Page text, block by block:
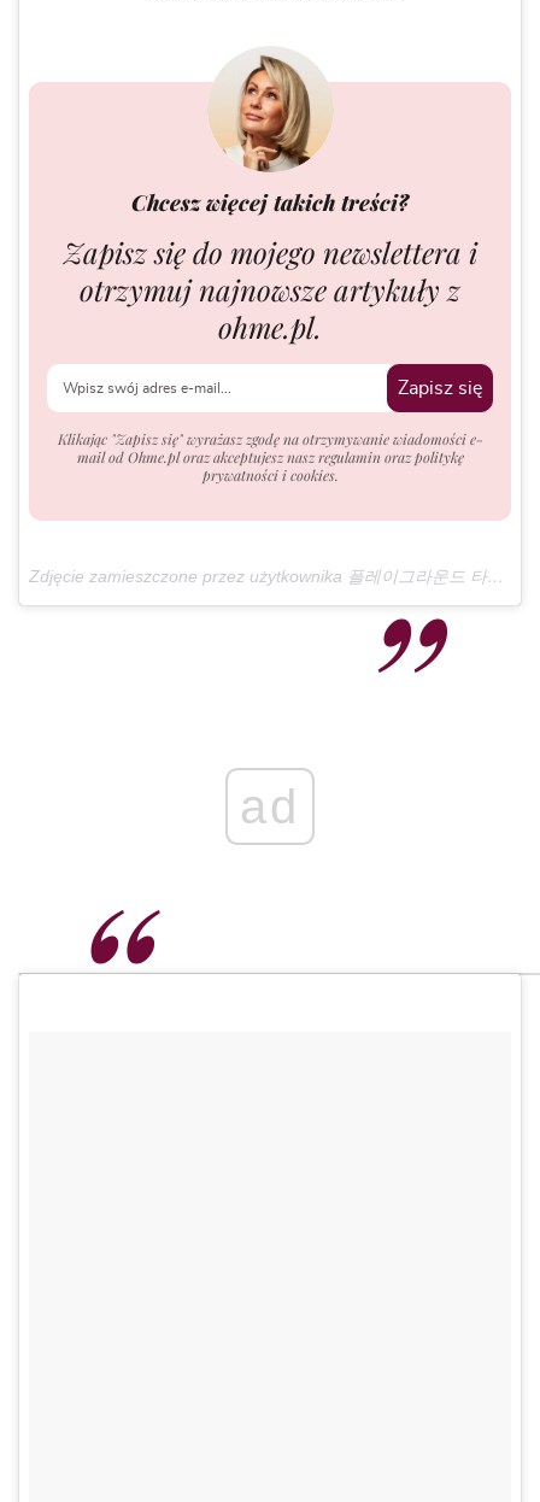
Chcesz więcej takich treści?
Zapisz się do mojego newslettera i
otrzymuj najnowsze artykuły z
ohme.pl.
Zapisz się
Klikając "Zapisz się" wyrażasz zgodę na otrzymywanie wiadomości e-
mail od Ohme.pl oraz akceptujesz nasz regulamin oraz politykę
prywatności i cookies.
Zdjęcie zamieszczone przez użytkownika 플레이그라운드 타투 •playground Tattoo• (@playground_tat2)
ad